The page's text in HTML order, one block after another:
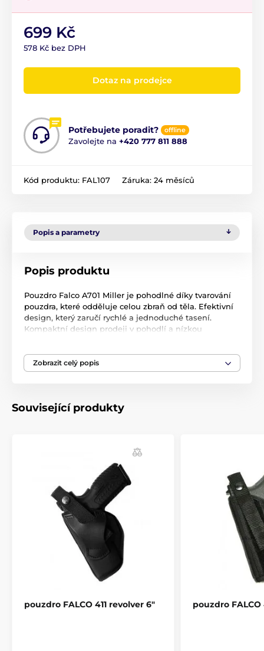
699 Kč
578 Kč bez DPH
Dotaz na prodejce
Potřebujete poradit? offline
Zavolejte na +420 777 811 888
Kód produktu: FAL107 Záruka: 24 měsíců
Popis a parametry
Popis produktu
Pouzdro Falco A701 Miller je pohodlné díky tvarování
pouzdra, které odděluje celou zbraň od těla. Efektivní
design, který zaručí rychlé a jednoduché tasení.
Kompaktní design prodeji v pohodlí a nízkou
celá hlaveň zbraně je krytá
zbraň není v kontaktu s tělem
bez Zajištění zbraně v pouzdře
rychlé a jednoduché tasení
Zobrazit celý popis
Související produkty
pouzdro FALCO 411 revolver 6" pouzdro